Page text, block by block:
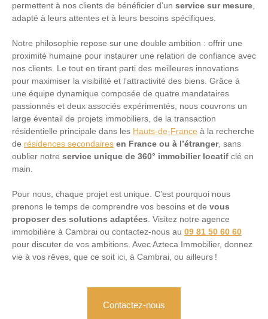
permettent à nos clients de bénéficier d’un service sur mesure,
adapté à leurs attentes et à leurs besoins spécifiques.
Notre philosophie repose sur une double ambition : offrir une
proximité humaine pour instaurer une relation de confiance avec
nos clients. Le tout en tirant parti des meilleures innovations
pour maximiser la visibilité et l’attractivité des biens. Grâce à
une équipe dynamique composée de quatre mandataires
passionnés et deux associés expérimentés, nous couvrons un
large éventail de projets immobiliers, de la transaction
résidentielle principale dans les Hauts-de-France à la recherche
de résidences secondaires en France ou à l’étranger, sans
oublier notre service unique de 360° immobilier locatif clé en
main.
Pour nous, chaque projet est unique. C’est pourquoi nous
prenons le temps de comprendre vos besoins et de vous
proposer des solutions adaptées. Visitez notre agence
immobilière à Cambrai ou contactez-nous au 09 81 50 60 60
pour discuter de vos ambitions. Avec Azteca Immobilier, donnez
vie à vos rêves, que ce soit ici, à Cambrai, ou ailleurs !
Contactez-nous